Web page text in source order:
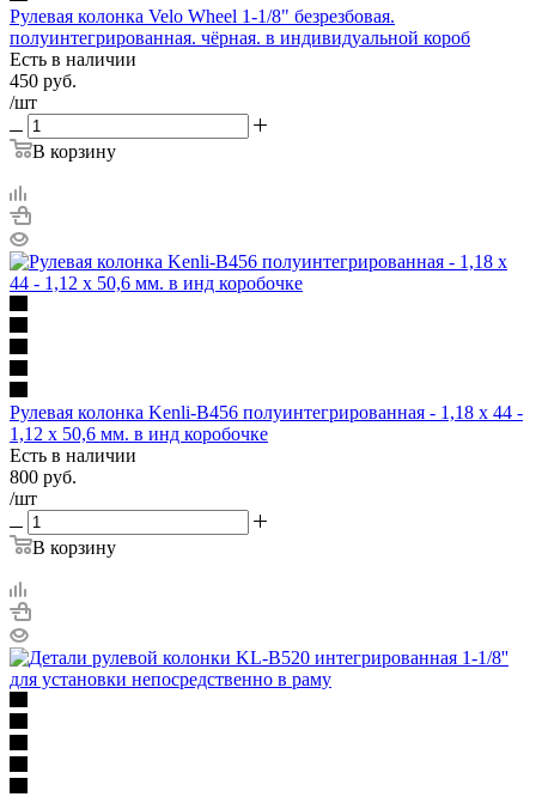
Рулевая колонка Velo Wheel 1-1/8" безрезбовая.
полуинтегрированная. чёрная. в индивидуальной короб
Есть в наличии
450 руб.
/шт
В корзину
Рулевая колонка Kenli-B456 полуинтегрированная - 1,18 x 44 -
1,12 x 50,6 мм. в инд коробочке
Есть в наличии
800 руб.
/шт
В корзину